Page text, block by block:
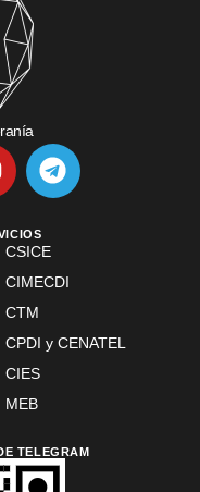
CSICE
CIMECDI
CTM
CPDI y CENATEL
CIES
MEB
TELEGRAM